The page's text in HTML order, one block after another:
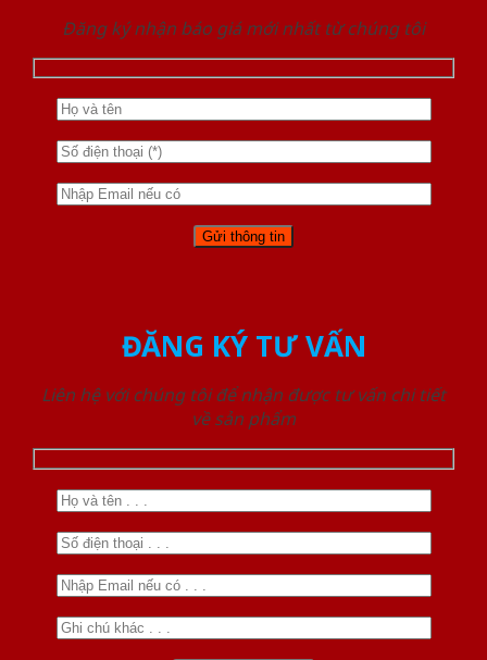
Đăng ký nhận báo giá mới nhất từ chúng tôi
ĐĂNG KÝ TƯ VẤN
Liên hệ với chúng tôi để nhận được tư vấn chi tiết
về sản phẩm